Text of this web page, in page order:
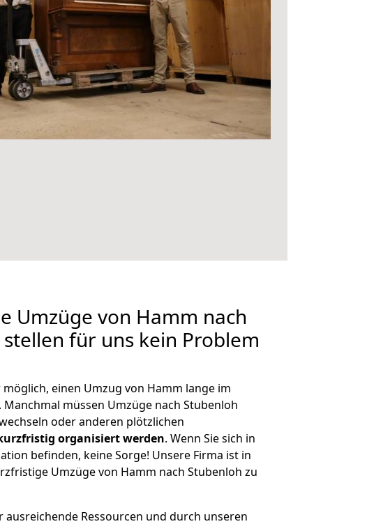
Umzüge von Hamm nach
für uns kein Problem
einen Umzug von Hamm lange im
Manchmal müssen Umzüge nach Stubenloh
oder anderen plötzlichen
organisiert werden. Wenn Sie sich in
befinden, keine Sorge! Unsere Firma ist in
Umzüge von Hamm nach Stubenloh zu
ausreichende Ressourcen und durch unseren